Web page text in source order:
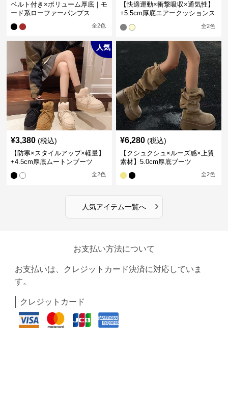
ベルト付き×ボリューム厚底｜モ
ード系ローファーパンプス
全2色
【快適運動×衝撃吸収×通気性】
+5.5cm厚底エアークッションス
全2色
人気
¥3,380 (税込)
【防寒×スタイルアップ×軽量】
+4.5cm厚底ムートンブーツ
全2色
¥6,280 (税込)
【クシュクシュ×ルーズ感×上質
素材】5.0cm厚底ブーツ
全2色
人気アイテム一覧へ ›
お支払い方法について
お支払いは、クレジットカード決済に対応していま
す。
クレジットカード